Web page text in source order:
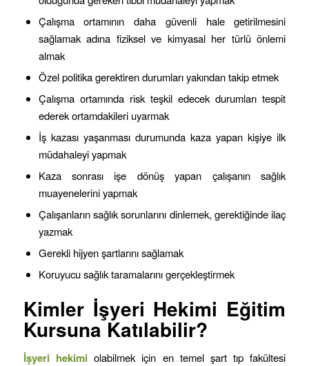
Çalışma ortamının daha güvenli hale getirilmesini
sağlamak adına fiziksel ve kimyasal her türlü önlemi
almak
Özel politika gerektiren durumları yakından takip etmek
Çalışma ortamında risk teşkil edecek durumları tespit
ederek ortamdakileri uyarmak
İş kazası yaşanması durumunda kaza yapan kişiye ilk
müdahaleyi yapmak
Kaza sonrası işe dönüş yapan çalışanın sağlık
muayenelerini yapmak
Çalışanların sağlık sorunlarını dinlemek, gerektiğinde ilaç
yazmak
Gerekli hijyen şartlarını sağlamak
Koruyucu sağlık taramalarını gerçekleştirmek
Kimler İşyeri Hekimi Eğitim
Kursuna Katılabilir?
İşyeri hekimi olabilmek için en temel şart tıp fakültesi